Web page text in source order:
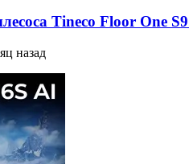
Tineco Floor One
назад